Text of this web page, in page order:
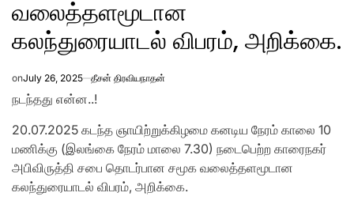
வலைத்தளமூடான
கலந்துரையாடல் விபரம், அறிக்கை.
onJuly 26, 2025 தீசன் திரவியநாதன்
நடந்தது என்ன..!
20.07.2025 கடந்த ஞாயிற்றுக்கிழமை கனடிய நேரம் காலை 10
மணிக்கு (இலங்கை நேரம் மாலை 7.30) நடைபெற்ற காரைநகர்
அபிவிருத்தி சபை தொடர்பான சமூக வலைத்தளமூடான
கலந்துரையாடல் விபரம், அறிக்கை.